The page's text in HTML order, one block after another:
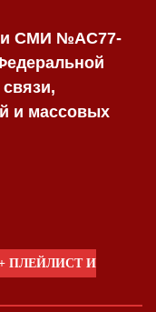
СМИ №AC77-
и массовых
ПЛЕЙЛИСТ И